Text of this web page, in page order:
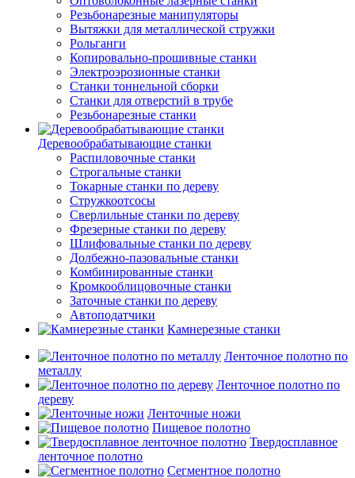
Резьбонарезные манипуляторы
Вытяжки для металлической стружки
Рольганги
Копировально-прошивные станки
Электроэрозионные станки
Станки тоннельной сборки
Станки для отверстий в трубе
Резьбонарезные станки
Деревообрабатывающие станки
Распиловочные станки
Строгальные станки
Токарные станки по дереву
Стружкоотсосы
Сверлильные станки по дереву
Фрезерные станки по дереву
Шлифовальные станки по дереву
Долбежно-пазовальные станки
Комбинированные станки
Кромкооблицовочные станки
Заточные станки по дереву
Автоподатчики
Камнерезные станки
Ленточное полотно по
металлу
Ленточное полотно по
дереву
Ленточные ножи
Пищевое полотно
Твердосплавное
ленточное полотно
Сегментное полотно